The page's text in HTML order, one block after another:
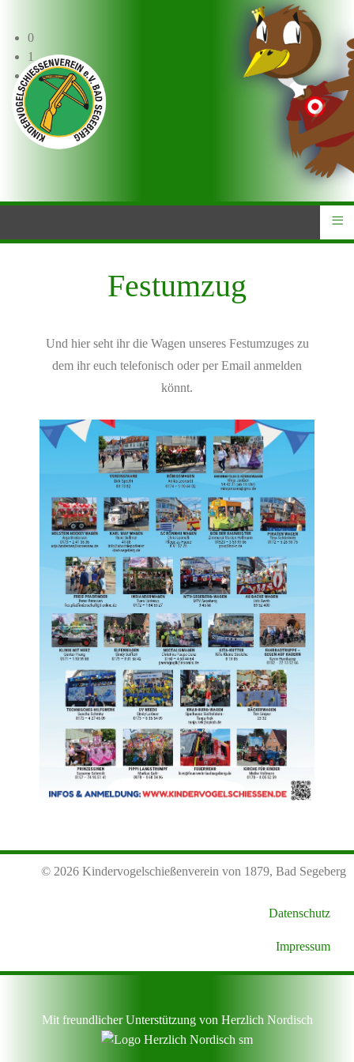
0
1
2
4
≡
Festumzug
Und hier seht ihr die Wagen unseres Festumzuges zu
dem ihr euch telefonisch oder per Email anmelden
könnt.
© 2026 Kindervogelschießenverein von 1879, Bad Segeberg
Datenschutz
Impressum
Mit freundlicher Unterstützung von Herzlich Nordisch